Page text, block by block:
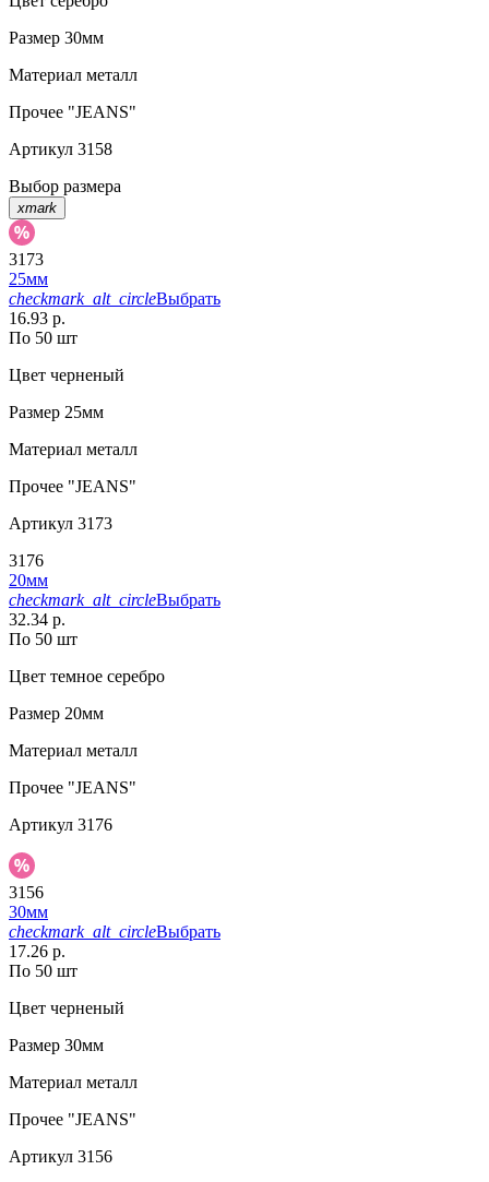
Размер 30мм
Материал металл
Прочее "JEANS"
Артикул 3158
Выбор размера
xmark
3173
25мм
checkmark_alt_circleВыбрать
16.93 р.
По 50 шт
Цвет черненый
Размер 25мм
Материал металл
Прочее "JEANS"
Артикул 3173
3176
20мм
checkmark_alt_circleВыбрать
32.34 р.
По 50 шт
Цвет темное серебро
Размер 20мм
Материал металл
Прочее "JEANS"
Артикул 3176
3156
30мм
checkmark_alt_circleВыбрать
17.26 р.
По 50 шт
Цвет черненый
Размер 30мм
Материал металл
Прочее "JEANS"
Артикул 3156